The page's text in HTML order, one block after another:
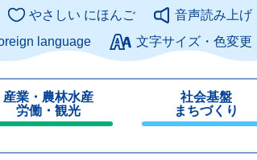
このページの本文へ
やさしい にほんご
音声読み上げ
language
文字サイズ・色変更
産業・農林水産
労働・観光
社会基盤
まちづくり
じ